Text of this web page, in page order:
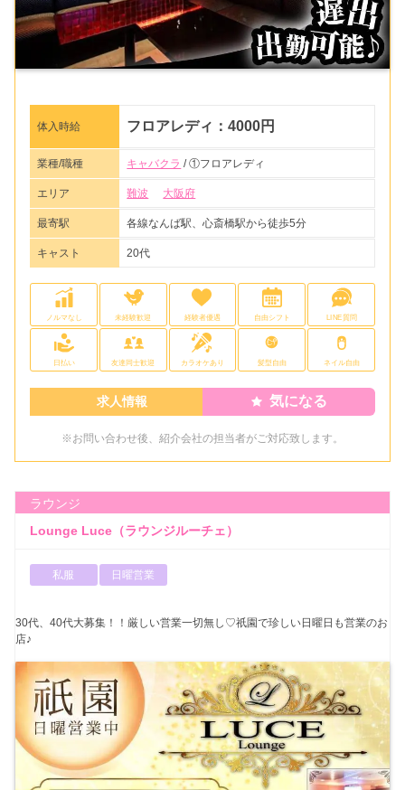
体入時給 フロアレディ：4000円
業種/職種 キャバクラ / ①フロアレディ
エリア 難波 大阪府
最寄駅 各線なんば駅、心斎橋駅から徒歩5分
キャスト 20代
ノルマなし 未経験歓迎 経験者優遇 自由シフト LINE質問
日払い 友達同士歓迎 カラオケあり 髪型自由 ネイル自由
求人情報 気になる
※お問い合わせ後、紹介会社の担当者がご対応致します。
ラウンジ
Lounge Luce（ラウンジルーチェ）
私服 日曜営業
30代、40代大募集！！厳しい営業一切無し♡祇園で珍しい日曜日も営業のお
店♪